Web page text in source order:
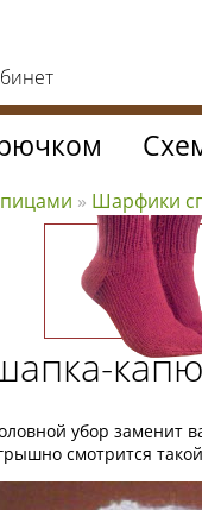
убор заменит
смотрится
» Шарфики